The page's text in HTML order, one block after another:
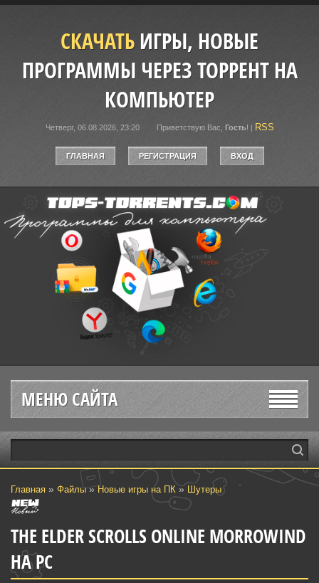
СКАЧАТЬИГРЫ, НОВЫЕ
ПРОГРАММЫ ЧЕРЕЗ ТОРРЕНТ НА
КОМПЬЮТЕР
Четверг, 06.08.2026, 23:20 Приветствую Вас Гость! | RSS
ГЛАВНАЯ РЕГИСТРАЦИЯ ВХОД
МЕНЮ САЙТА
Главная » Файлы»Новые игры на ПК » Шутеры‎
THE ELDER SCROLLS ONLINE MORROWIND
НА PC